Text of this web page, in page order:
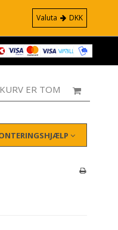
Valuta DKK
ER TOM